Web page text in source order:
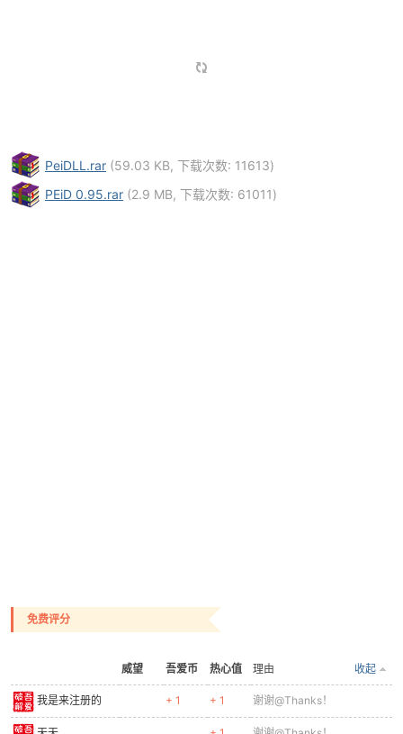
PeiDLL.rar (59.03 KB, 下载次数: 11613)
PEiD 0.95.rar (2.9 MB, 下载次数: 61011)
免费评分
威望 吾爱币 热心值 收起
理由
我是来注册的 + 1 + 1 谢谢@Thanks！